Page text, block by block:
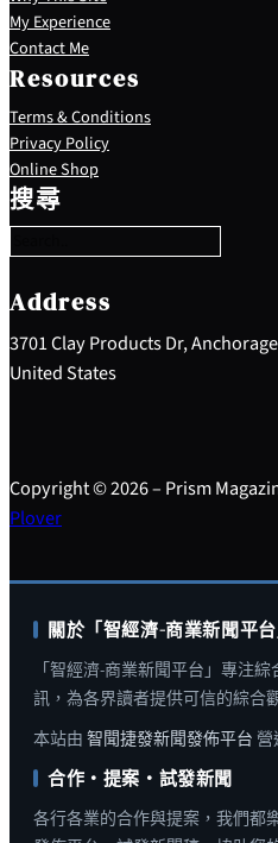
My Experience
Contact Me
Resources
Terms & Conditions
Privacy Policy
Online Shop
搜尋
S
e
a
c
h
Address
3701 Clay Products Dr,
United States
Copyright © 2026 – Prism
Plover
關於「智經濟-商業新聞平台
「智經濟-商業新聞平台」專注
訊，為各界讀者提供可信的綜合
本站由 智聞捷發新聞發佈平台 營
合作・提案・試發新聞
各行各業的合作與提案，我們都